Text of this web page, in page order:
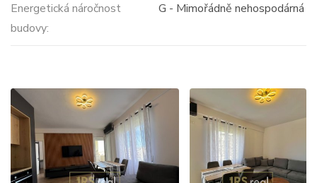
Energetická náročnost
budovy:
G - Mimořádně nehospodárná